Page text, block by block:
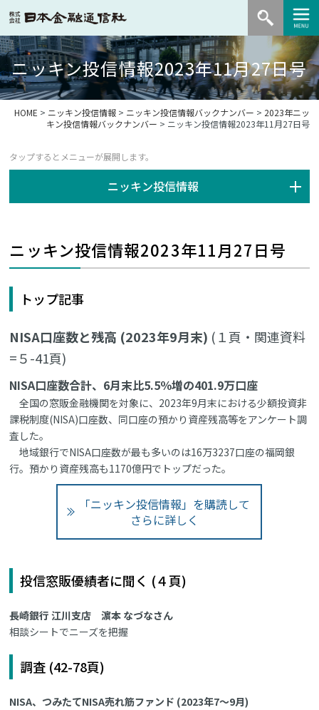
ニッキン投信情報2023年11月27日号
HOME > ニッキン投信情報> ニッキン投信情報バックナンバー > 2023年ニッ
キン投信情報バックナンバー > ニッキン投信情報2023年11月27日号
ニッキン投信情報
ニッキン投信情報2023年11月27日号
トップ記事
NISA口座数と残高 (2023年9月末) (１頁・関連資料
=５-41頁)
NISA口座数合計、6月末比5.5％増の401.9万口座
全国の窓販金融機関を対象に、2023年9月末における少額投資非
課税制度(NISA)口座数、同口座の預かり資産残高等をアンケート調
査した。
地域銀行でNISA口座数が最も多いのは16万3237口座の福岡銀
行。預かり資産残高も1170億円でトップだった。
「ニッキン投信情報」を購読して
さらに詳しく
投信窓販優績者に聞く (４頁)
長崎銀行 江川支店 濵本 なづなさん
相談シートでニーズを把握
調査 (42-78頁)
NISA、つみたてNISA売れ筋ファンド (2023年7～9月)